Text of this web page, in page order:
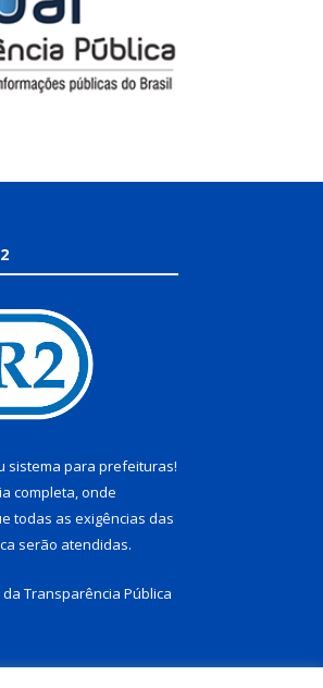
sistema para prefeituras!
completa, onde
todas as exigências das
serão atendidas.
Transparência Pública